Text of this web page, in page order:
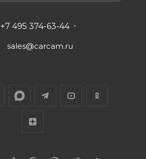
+7 495 374-63-44
sales@carcam.ru